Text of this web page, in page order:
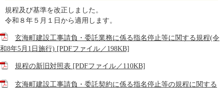
規程及び基準を改正しました。
令和８年５月１日から適用します。
玄海町建設工事請負・委託業務に係る指名停止等に関する規程(令
和8年5月1日施行) [PDFファイル／198KB]
規程の新旧対照表 [PDFファイル／110KB]
玄海町建設工事請負・委託契約に係る指名停止等の規程に関する